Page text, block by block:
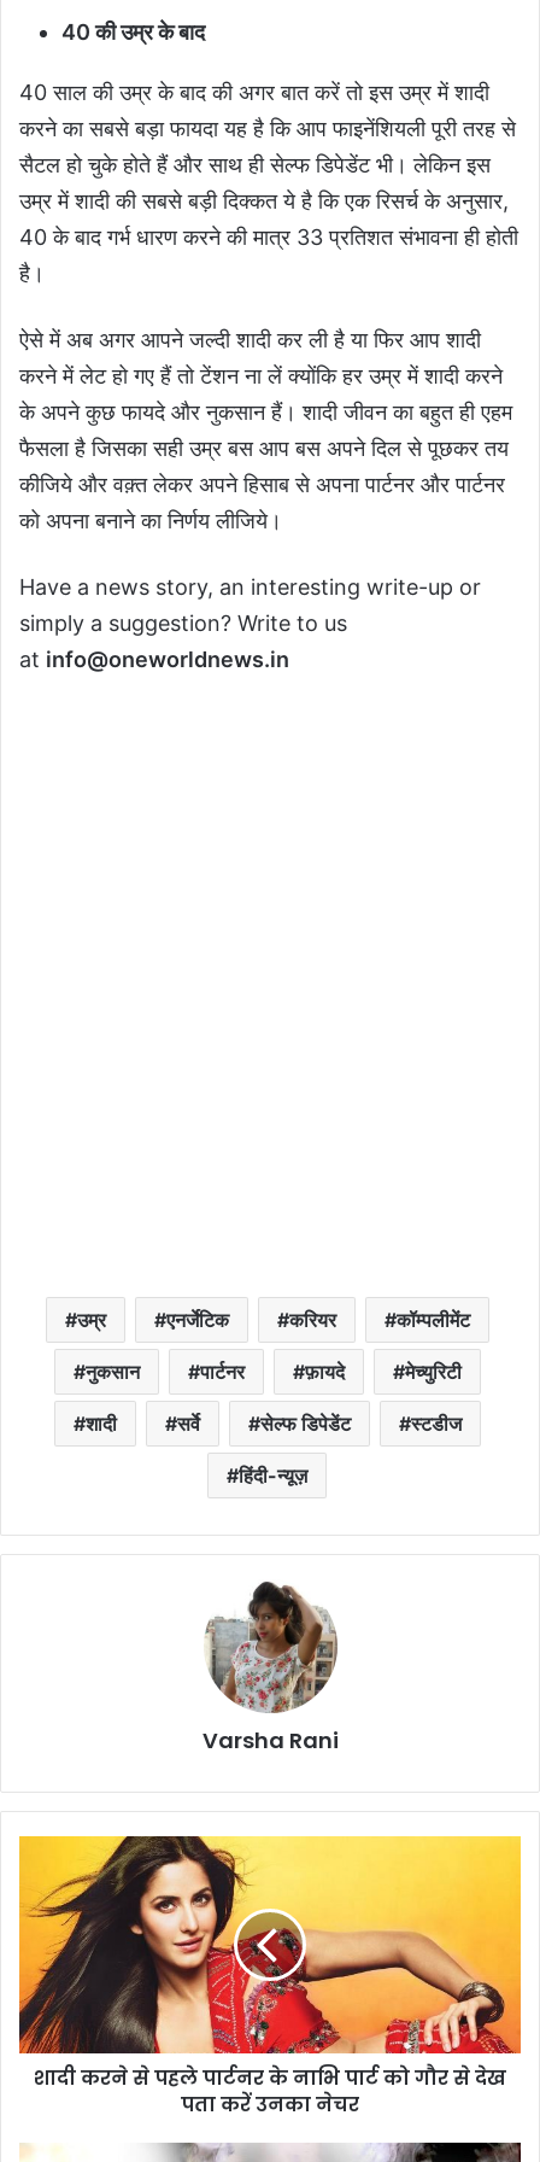
40की उम्र के बाद
40 साल की उम्र के बाद की अगर बात करें तो इस उम्र में शादी
करने का सबसे बड़ा फायदा यह है कि आप फाइनेंशियली पूरी तरह से
सैटल हो चुके होते हैं और साथ ही सेल्फ डिपेडेंट भी। लेकिन इस
उम्र में शादी की सबसे बड़ी दिक्कत ये है कि एक रिसर्च के अनुसार,
40 के बाद गर्भ धारण करने की मात्र 33 प्रतिशत संभावना ही होती
है।
ऐसे में अब अगर आपने जल्दी शादी कर ली है या फिर आप शादी
करने में लेट हो गए हैं तो टेंशन ना लें क्योंकि हर उम्र में शादी करने
के अपने कुछ फायदे और नुकसान हैं। शादी जीवन का बहुत ही एहम
फैसला है जिसका सही उम्र बस आप बस अपने दिल से पूछकर तय
कीजिये और वक़्त लेकर अपने हिसाब से अपना पार्टनर और पार्टनर
को अपना बनाने का निर्णय लीजिये।
Have a news story, an interesting write-up or
simply a suggestion? Write to us
at info@oneworldnews.in
उम्र एनर्जेटिक करियर कॉम्पलीमेंट
नुकसान पार्टनर फ़ायदे मेच्युरिटी
शादी सर्वे सेल्फ डिपेडेंट स्टडीज
हिंदी-न्यूज़
Varsha Rani
प
ह
ले
शादी करने से पहले पार्टनर के नाभि पार्ट को गौर से देख
पता करें उनका नेचर